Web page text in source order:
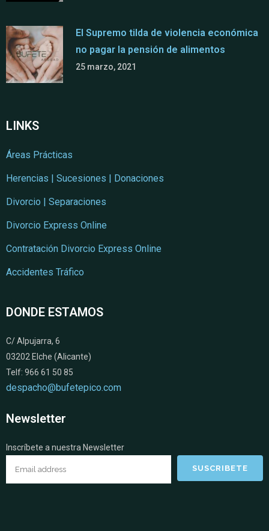
El Supremo tilda de violencia económica
no pagar la pensión de alimentos
25 marzo, 2021
LINKS
Áreas Prácticas
Herencias | Sucesiones | Donaciones
Divorcio | Separaciones
Divorcio Express Online
Contratación Divorcio Express Online
Accidentes Tráfico
DONDE ESTAMOS
C/ Alpujarra, 6
03202 Elche (Alicante)
Telf: 966 61 50 85
despacho@bufetepico.com
Newsletter
Inscríbete a nuestra Newsletter